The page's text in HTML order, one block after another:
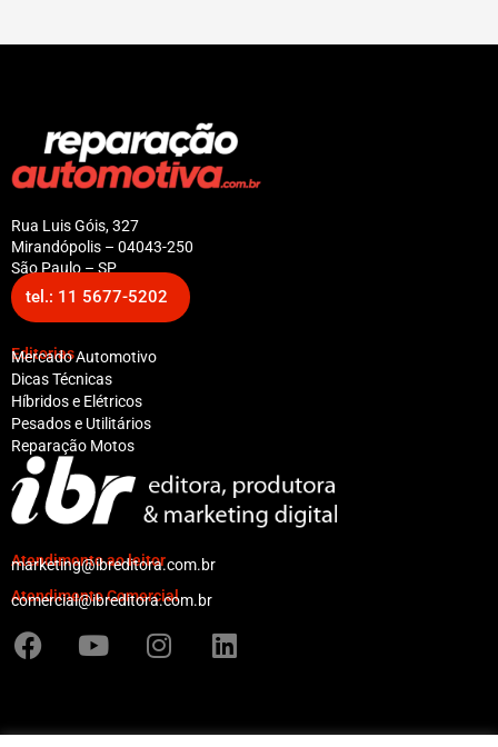
Rua Luis Góis, 327
Mirandópolis – 04043-250
São Paulo – SP
tel.: 11 5677-5202
Editorias
Mercado Automotivo
Dicas Técnicas
Híbridos e Elétricos
Pesados e Utilitários
Reparação Motos
Atendimento ao leitor
marketing@ibreditora.com.br
Atendimento Comercial
comercial@ibreditora.com.br
F
a
b
Y
o
u
I
n
a
L
i
e